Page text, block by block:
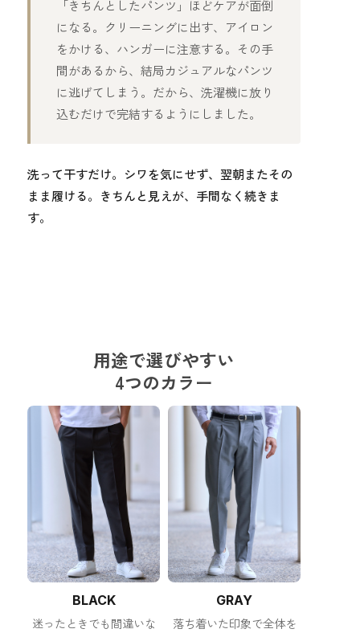
「きちんとしたパンツ」ほどケアが面倒
になる。クリーニングに出す、アイロン
をかける、ハンガーに注意する。その手
間があるから、結局カジュアルなパンツ
に逃げてしまう。だから、洗濯機に放り
込むだけで完結するようにしました。
洗って干すだけ。シワを気にせず、翌朝またその
まま履ける。きちんと見えが、手間なく続きま
す。
用途で選びやすい
4つのカラー
BLACK
迷ったときでも間違いな
GRAY
落ち着いた印象で全体を